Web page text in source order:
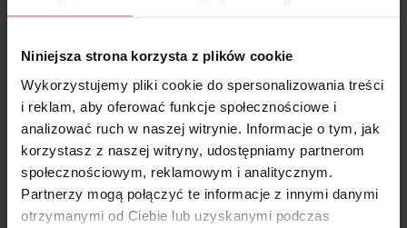
Niniejsza strona korzysta z plików cookie
Wykorzystujemy pliki cookie do spersonalizowania treści
i reklam, aby oferować funkcje społecznościowe i
analizować ruch w naszej witrynie. Informacje o tym, jak
korzystasz z naszej witryny, udostępniamy partnerom
społecznościowym, reklamowym i analitycznym.
Partnerzy mogą połączyć te informacje z innymi danymi
otrzymanymi od Ciebie lub uzyskanymi podczas